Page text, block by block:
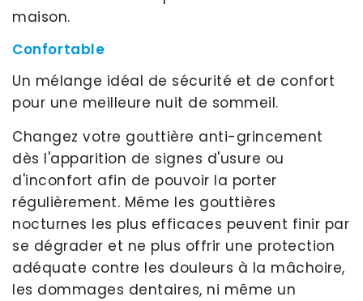
maison.
Confortable
Un mélange idéal de sécurité et de confort
pour une meilleure nuit de sommeil.
Changez votre gouttière anti-grincement
dès l'apparition de signes d'usure ou
d'inconfort afin de pouvoir la porter
régulièrement. Même les gouttières
nocturnes les plus efficaces peuvent finir par
se dégrader et ne plus offrir une protection
adéquate contre les douleurs à la mâchoire,
les dommages dentaires, ni même un